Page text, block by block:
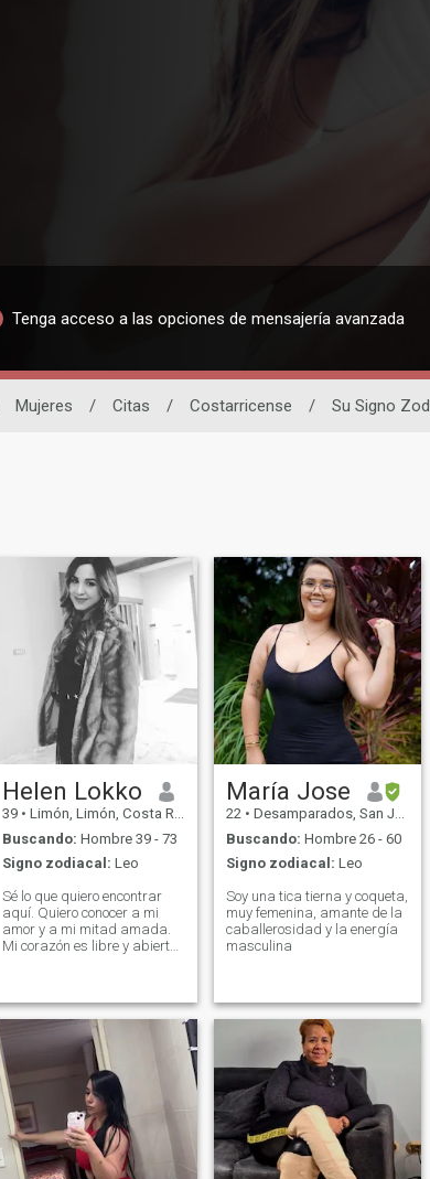
Tenga acceso a las opciones de mensajería avanzada
Mujeres / Citas / Costarricense / Su Signo
Helen Lokko
39 • Limón, Limón, Costa Rica
Buscando: Hombre 39 - 73
Signo zodiacal: Leo
Sé lo que quiero encontrar
aquí. Quiero conocer a mi
amor y a mi mitad amada.
Mi corazón es libre y abierto
amor y la familia!
María Jose
22 • Desamparados, San José, Costa Rica
Buscando: Hombre 26 - 60
Signo zodiacal: Leo
Soy una tica tierna y coqueta,
muy femenina, amante de la
caballerosidad y la energía
masculina